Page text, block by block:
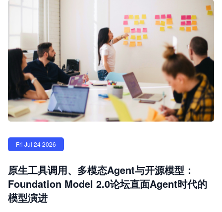
Fri Jul 24 2026
原生工具调用、多模态Agent与开源模型：
Foundation Model 2.0论坛直面Agent时代的
模型演进